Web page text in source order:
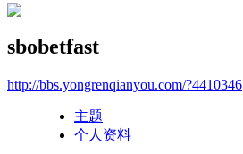
sbobetfast
http://bbs.yongrenqianyou.com/?4410346
主题
个人资料